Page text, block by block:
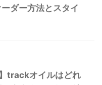
ダー方法とスタイ
trackオイルはどれ